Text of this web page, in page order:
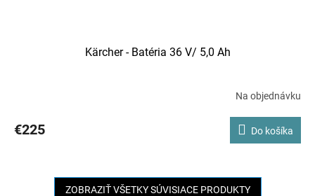
Kärcher - Batéria 36 V/ 5,0 Ah
Na objednávku
€225 Do košíka
ZOBRAZIŤ VŠETKY SÚVISIACE PRODUKTY